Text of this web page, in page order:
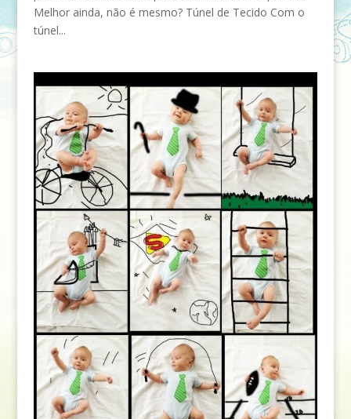
Melhor ainda, não é mesmo? Túnel de Tecido Com o
túnel...